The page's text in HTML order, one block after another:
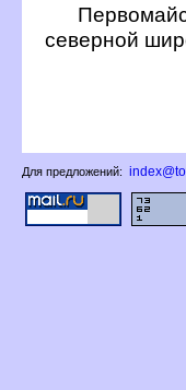
северной
Для предложений: